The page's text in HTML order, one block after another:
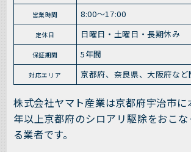
営業時間 8:00～17:00
定休日 日曜日・土曜日・長期休み
保証期間 5年間
対応エリア 京都府、奈良県、大阪府など
株式会社ヤマト産業は京都府宇治市
年以上京都府のシロアリ駆除をおこ
る業者です。